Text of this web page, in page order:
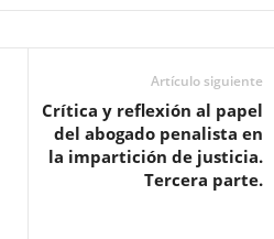
Artículo siguiente
Crítica y reflexión al papel
del abogado penalista en
la impartición de justicia.
Tercera parte.